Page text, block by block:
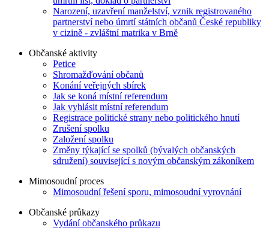
Narození, uzavření manželství, vznik registrovaného
partnerství nebo úmrtí státních občanů České republiky
v cizině - zvláštní matrika v Brně
Občanské aktivity
Petice
Shromažďování občanů
Konání veřejných sbírek
Jak se koná místní referendum
Jak vyhlásit místní referendum
Registrace politické strany nebo politického hnutí
Zrušení spolku
Založení spolku
Změny týkající se spolků (bývalých občanských
sdružení) související s novým občanským zákoníkem
Mimosoudní proces
Mimosoudní řešení sporu, mimosoudní vyrovnání
Občanské průkazy
Vydání občanského průkazu